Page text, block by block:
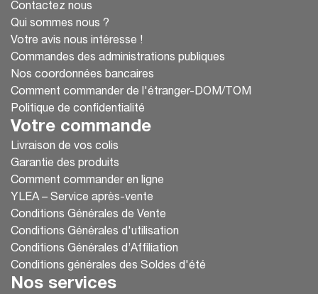
Contactez nous
Qui sommes nous ?
Votre avis nous intéresse !
Commandes des administrations publiques
Nos coordonnées bancaires
Comment commander de l'étranger-DOM/TOM
Politique de confidentialité
Votre commande
Livraison de vos colis
Garantie des produits
Comment commander en ligne
YLEA – Service après-vente
Conditions Générales de Vente
Conditions Générales d'utilisation
Conditions Générales d’Affiliation
Conditions générales des Soldes d'été
Nos services